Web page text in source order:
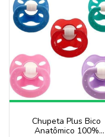
Chupeta Plus Bico
Anatômico 100%